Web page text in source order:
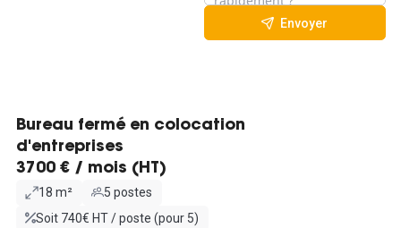
Envoyer
Bureau fermé en colocation
d'entreprises
3700 € / mois (HT)
18 m²
5 postes
Soit 740€ HT / poste (pour 5)